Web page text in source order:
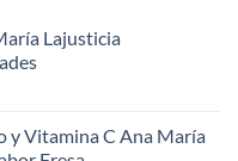
Lajusticia
y Vitamina C Ana María